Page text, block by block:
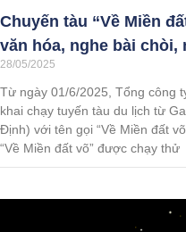
Chuyến tàu “Về Miền
văn hóa, nghe bài chòi,
28/05/2025
Từ ngày 01/6/2025, Tổng công
khai chạy tuyến tàu du lịch từ
Định) với tên gọi “Về Miền đất
“Về Miền đất võ” được chạy thử